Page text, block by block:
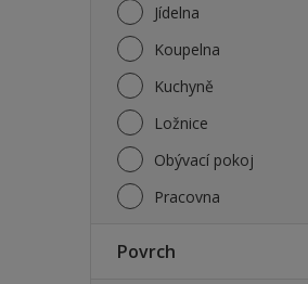
Jídelna
Koupelna
Kuchyně
Ložnice
Obývací pokoj
Pracovna
Povrch